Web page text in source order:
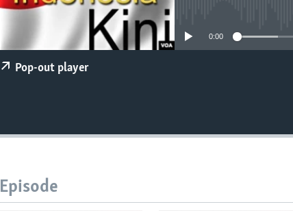
0:00
Pop-out player
Episode